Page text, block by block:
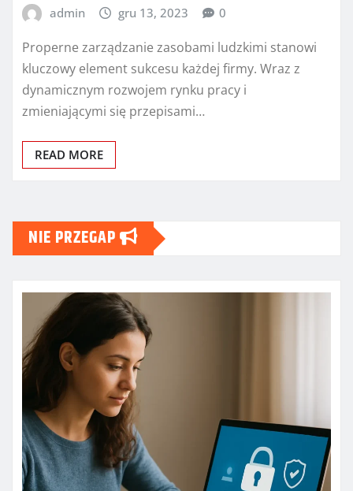
admin gru 13, 2023 0
Properne zarządzanie zasobami ludzkimi stanowi
kluczowy element sukcesu każdej firmy. Wraz z
dynamicznym rozwojem rynku pracy i
zmieniającymi się przepisami…
READ MORE
NIE PRZEGAP